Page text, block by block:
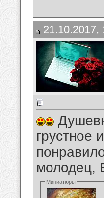
21.10.2017,
грустное
молодец,
Миниатюры